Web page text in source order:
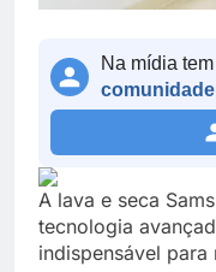
Na mídia
comunidade
A lava e seca
tecnologia
indispensável para